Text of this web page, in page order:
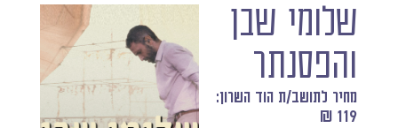
שלומי שבן
והפסנתר
מחיר לתושב/ת הוד השרון:
119 ₪